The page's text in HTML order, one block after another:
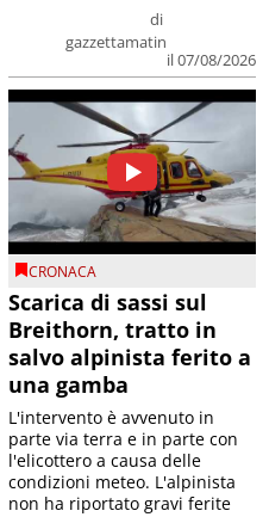
di
gazzettamatin
il 07/08/2026
CRONACA
Scarica di sassi sul
Breithorn, tratto in
salvo alpinista ferito a
una gamba
L'intervento è avvenuto in
parte via terra e in parte con
l'elicottero a causa delle
condizioni meteo. L'alpinista
non ha riportato gravi ferite